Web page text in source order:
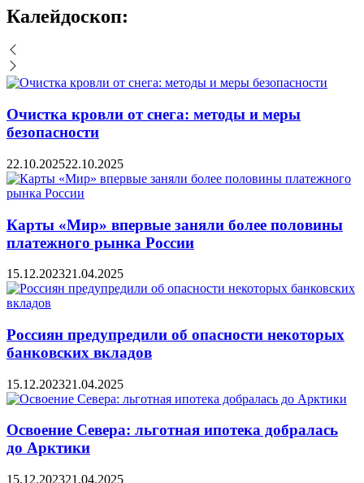
Калейдоскоп:
Очистка кровли от снега: методы и меры
безопасности
22.10.202522.10.2025
Карты «Мир» впервые заняли более половины
платежного рынка России
15.12.202321.04.2025
Россиян предупредили об опасности некоторых
банковских вкладов
15.12.202321.04.2025
Освоение Севера: льготная ипотека добралась
до Арктики
15.12.202321.04.2025